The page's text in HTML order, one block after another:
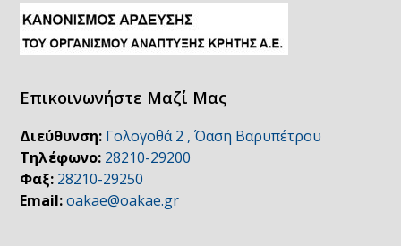
Επικοινωνήστε Μαζί Μας
Διεύθυνση: Γολογοθά 2 , Όαση Βαρυπέτρου
Τηλέφωνο: 28210-29200
Φαξ: 28210-29250
Email: oakae@oakae.gr